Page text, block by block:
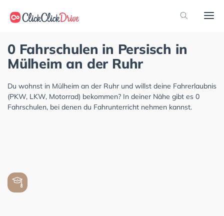
0 Fahrschulen in Persisch in
Mülheim an der Ruhr
Du wohnst in Mülheim an der Ruhr und willst deine Fahrerlaubnis
(PKW, LKW, Motorrad) bekommen? In deiner Nähe gibt es 0
Fahrschulen, bei denen du Fahrunterricht nehmen kannst.